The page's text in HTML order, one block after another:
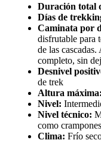
Duración total
Días de
Caminata por
disfrutable para
de las
completo, sin
Desnivel
de trek
Altura máxima:
Nivel:
Nivel técnico:
como
Clima: Frío